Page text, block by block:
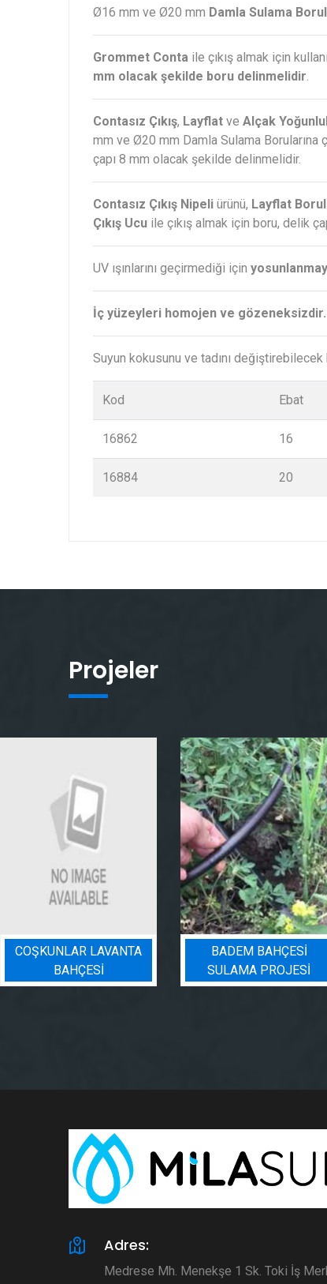
Ø16 mm ve Ø20 mm Damla Sulama
Grommet Conta ile çıkış almak için
mm olacak şekilde boru delinmelidir.
Contasız Çıkış, Layflat ve Alçak
mm ve Ø20 mm Damla Sulama Borularına
çapı 8 mm olacak şekilde delinmelidir.
Contasız Çıkış Nipeli ürünü, Layflat
Çıkış Ucu ile çıkış almak için boru, delik
UV ışınlarını geçirmediği için
İç yüzeyleri homojen ve gözeneksizdir.
Suyun kokusunu ve tadını
Kod Ebat
16862 16
16884 20
Projeler
COŞKUNLAR LAVANTA
BAHÇESİ
BADEM BAHÇESI
SULAMA PROJESI
Adres:
Medrese Mh. Menekşe 1 Sk. Toki İş